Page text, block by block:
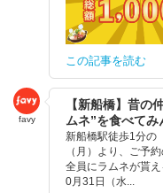
この記事を読む
favy
【新船橋】昔の
ムネ”を食べてみ
新船橋駅徒歩1分の
（月）より、ご予
全員にラムネが貰
0月31日（水...